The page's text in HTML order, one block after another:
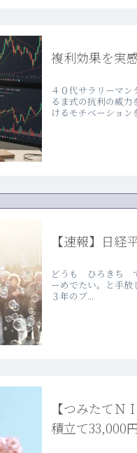
複利効果を実
４０代サラリーマ
るま式の抗利の威
けるモチベーション
【速報】日経
どうも ひろきち で
ーめでたい。と手放
３年のブ...
【つみたて
積立て33,000円